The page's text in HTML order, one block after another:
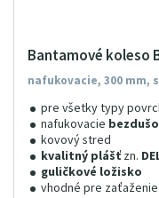
Bantamové koleso
nafukovacie, 300 mm,
pre všetky typy
nafukovacie
kovový stred
kvalitný plášť zn.
guličkové ložisko
vhodné pre zaťaženie